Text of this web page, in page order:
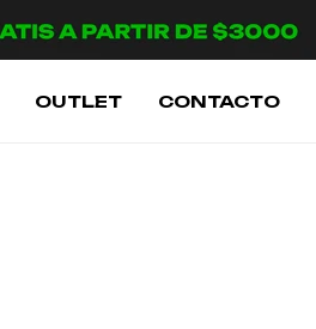
OUTLET CONTACTO